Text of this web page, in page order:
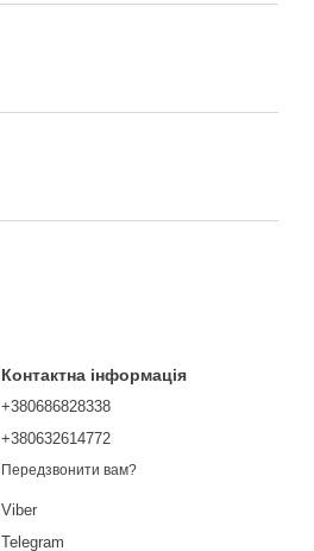
Контактна інформація
+380686828338
+380632614772
Передзвонити вам?
Viber
Telegram